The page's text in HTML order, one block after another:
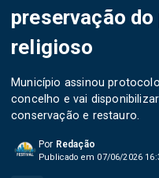
preservação
religioso
Município assinou
concelho e vai
conservação e restauro.
Por Redação
Publicado em 07/06/2026